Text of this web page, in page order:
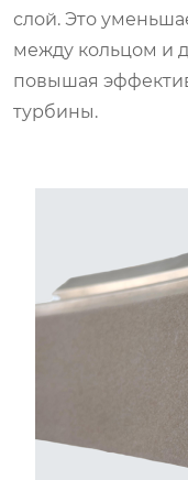
слой. Это
между кольцом и
повышая
турбины.